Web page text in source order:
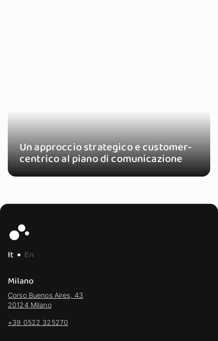
Un approccio strategico e customer-
centrico al piano di comunicazione
It
En
Milano
Corso Buenos Aires, 43
20124 Milano
+39 0522 325270